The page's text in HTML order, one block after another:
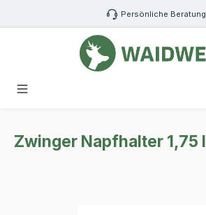
Zum Hauptinhalt springen Persönliche Beratung
Zwinger Napfhalter 1,75 l